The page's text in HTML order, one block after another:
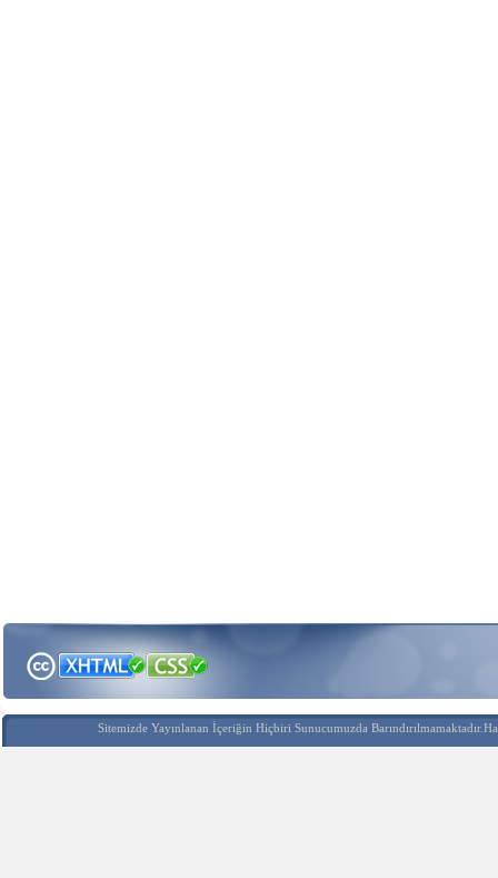
Sitemizde Yayınlanan İçeriğin Hiçbiri Sunucumuzda